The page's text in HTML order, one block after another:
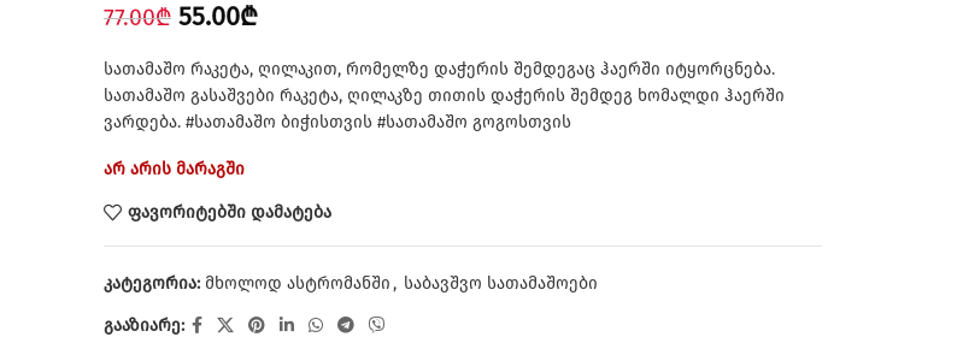
77.00₾ 55.00₾
სათამაშო რაკეტა, ღილაკით, რომელზე დაჭერის შემდეგაც ჰაერში იტყორცნება.
სათამაშო გასაშვები რაკეტა, ღილაკზე თითის დაჭერის შემდეგ ხომალდი ჰაერში
ვარდება. #სათამაშო ბიჭისთვის #სათამაშო გოგოსთვის
არ არის მარაგში
ფავორიტებში დამატება
კატეგორია: მხოლოდ ასტრომანში, საბავშვო სათამაშოები
გააზიარე: